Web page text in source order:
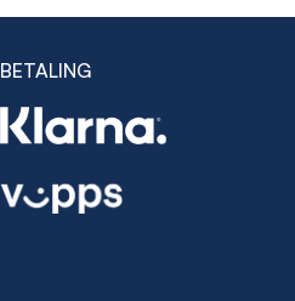
BETALING